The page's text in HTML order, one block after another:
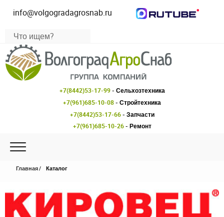
info@volgogradagrosnab.ru
+7(8442)53-17-99- Сельхозтехника
+7(961)685-10-08- Стройтехника
+7(8442)53-17-66- Запчасти
+7(961)685-10-26- Ремонт
Главная Каталог